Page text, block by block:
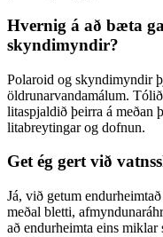
Hvernig á að bæta
skyndimyndir?
Polaroid og skyndimyndir
öldrunarvandamálum.
litaspjaldið þeirra á meðan
litabreytingar og dofnun.
Get ég gert við
Já, við getum
meðal bletti,
að endurheimta eins